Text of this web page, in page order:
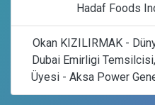
Hadaf Foods
Okan KIZILIRMAK -
Dubai Emirligi
Üyesi - Aksa Power